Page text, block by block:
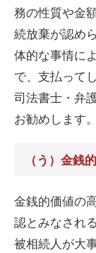
務の性質や金
続放棄が認め
体的な事情に
で、支払って
司法書士・弁
お勧めします。
（う）金銭
金銭的価値の
認とみなされ
被相続人が大